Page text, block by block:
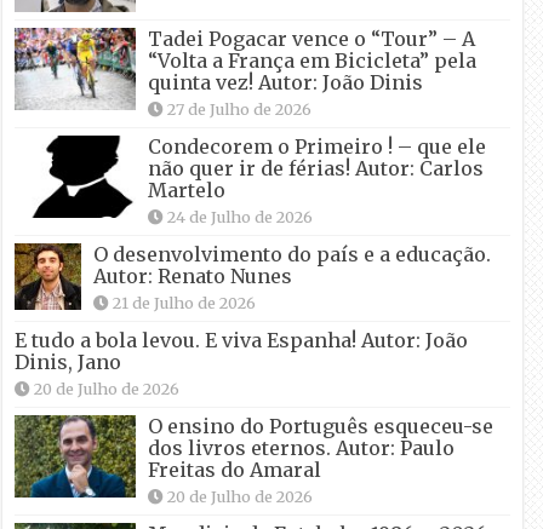
Tadei Pogacar vence o “Tour” – A
“Volta a França em Bicicleta” pela
quinta vez! Autor: João Dinis
27 de Julho de 2026
Condecorem o Primeiro ! – que ele
não quer ir de férias! Autor: Carlos
Martelo
24 de Julho de 2026
O desenvolvimento do país e a educação.
Autor: Renato Nunes
21 de Julho de 2026
E tudo a bola levou. E viva Espanha! Autor: João
Dinis, Jano
20 de Julho de 2026
O ensino do Português esqueceu-se
dos livros eternos. Autor: Paulo
Freitas do Amaral
20 de Julho de 2026